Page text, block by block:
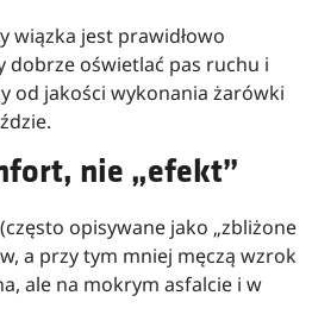
wiązka jest prawidłowo
dobrze oświetlać pas ruchu i
od jakości wykonania żarówki
nie „efekt”
opisywane jako „zbliżone
a przy tym mniej męczą wzrok
ale na mokrym asfalcie i w